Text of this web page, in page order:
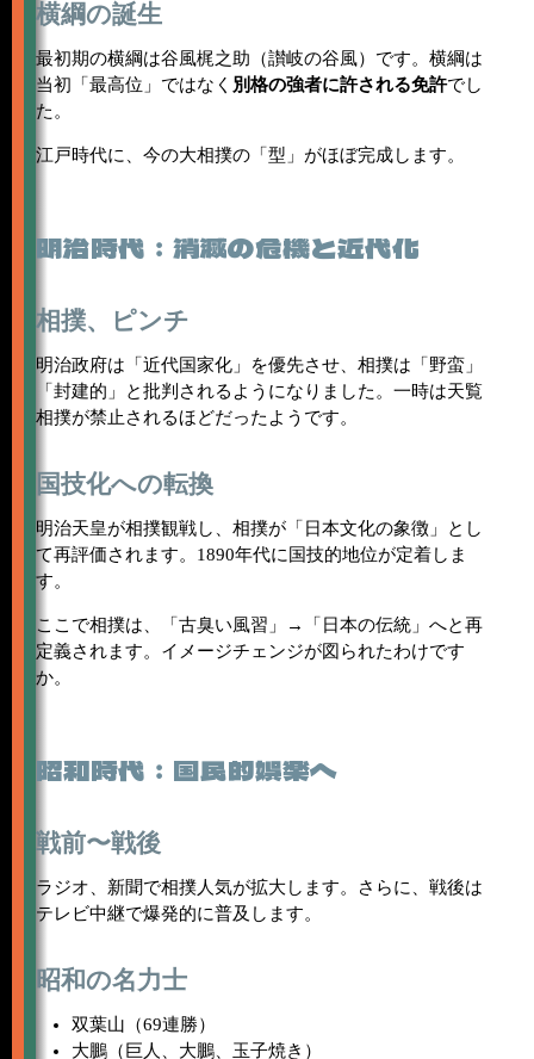
横綱の誕生
最初期の横綱は谷風梶之助（讃岐の谷風）です。横綱は
当初「最高位」ではなく 別格の強者に許される免許でし
た。
江戸時代に、今の大相撲の「型」がほぼ完成します。
明治時代：消滅の危機と近代化
相撲、ピンチ
明治政府は「近代国家化」を優先させ、相撲は「野蛮」
「封建的」と批判されるようになりました。一時は天覧
相撲が禁止されるほどだったようです。
国技化への転換
明治天皇が相撲観戦し、相撲が「日本文化の象徴」とし
て再評価されます。1890年代に国技的地位が定着しま
す。
ここで相撲は、「古臭い風習」→「日本の伝統」へと再
定義されます。イメージチェンジが図られたわけです
か。
昭和時代：国民的娯楽へ
戦前〜戦後
ラジオ、新聞で相撲人気が拡大します。さらに、戦後は
テレビ中継で爆発的に普及します。
昭和の名力士
双葉山（69連勝）
大鵬（巨人、大鵬、玉子焼き）